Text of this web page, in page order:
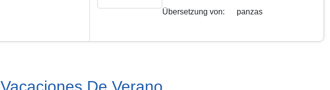
Übersetzung von: panzas
Vacaciones De Verano